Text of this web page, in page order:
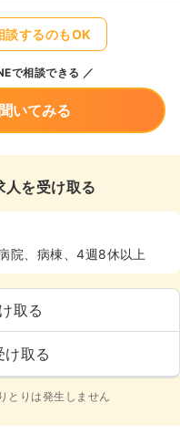
談するのもOK
で相談できる
いてみる
人を受け取る
院、病棟、4週8休以上
取る
け取る
とりは発生しません